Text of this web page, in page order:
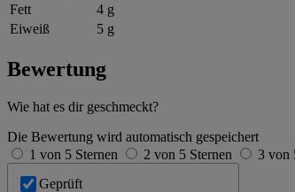
Fett
4 g
Eiweiß
5 g
Bewertung
Wie hat es dir geschmeckt?
Die Bewertung wird automatisch gespeichert
1 von 5 Sternen
2 von 5 Sternen 3 von
Geprüft